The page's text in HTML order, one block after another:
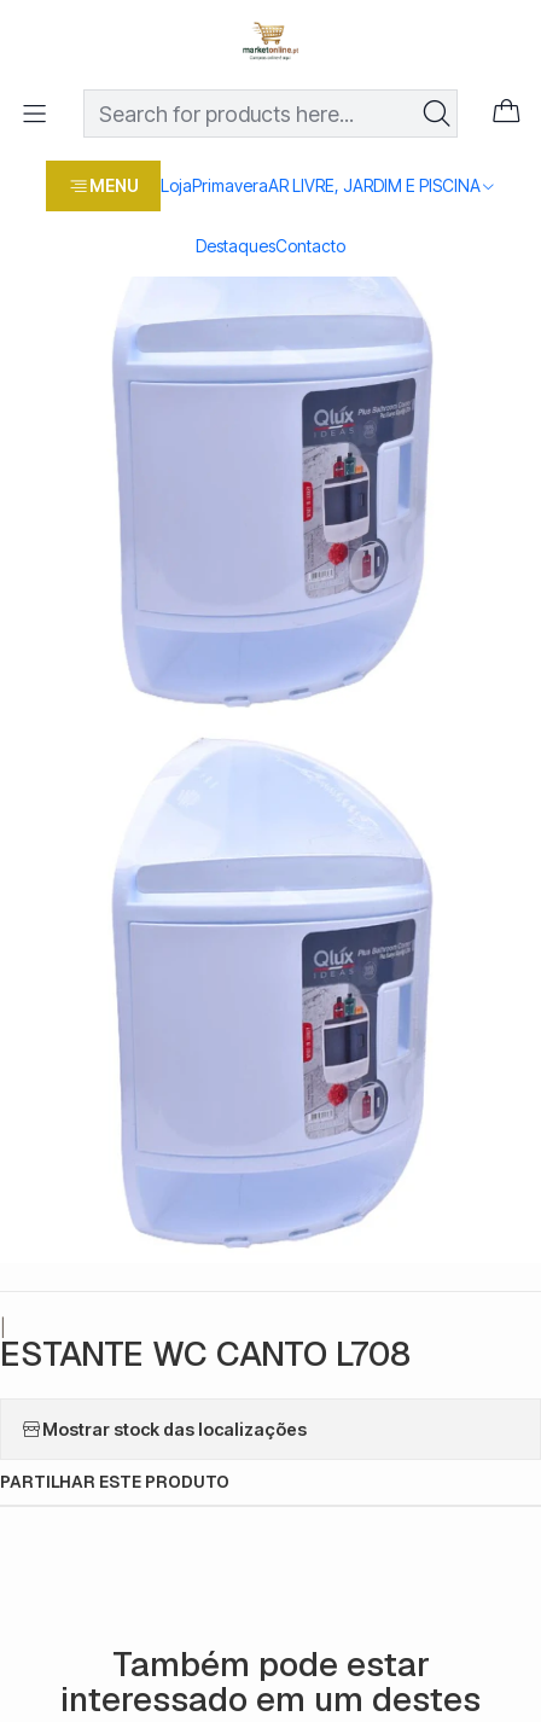
MENU LojaPrimaveraAR LIVRE, JARDIM E PISCINA
DestaquesContacto
Os melhores preços em produtos para casa, jardim e bricolage
Loja Casa e conforto
ARRUMAÇÃO E UTILIDADES
ESTANTES
ESTANTE WC CANTO L708
ESTANTE WC CANTO L708
Mostrar stock das localizações
PARTILHAR ESTE PRODUTO
Também pode estar
interessado em um destes